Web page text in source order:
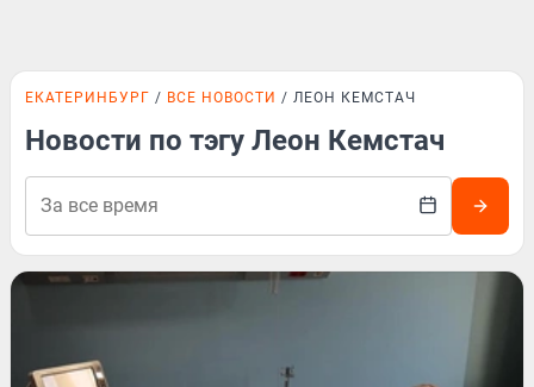
ЕКАТЕРИНБУРГ ВСЕ НОВОСТИ ЛЕОН КЕМСТАЧ
Новости по тэгу Леон Кемстач